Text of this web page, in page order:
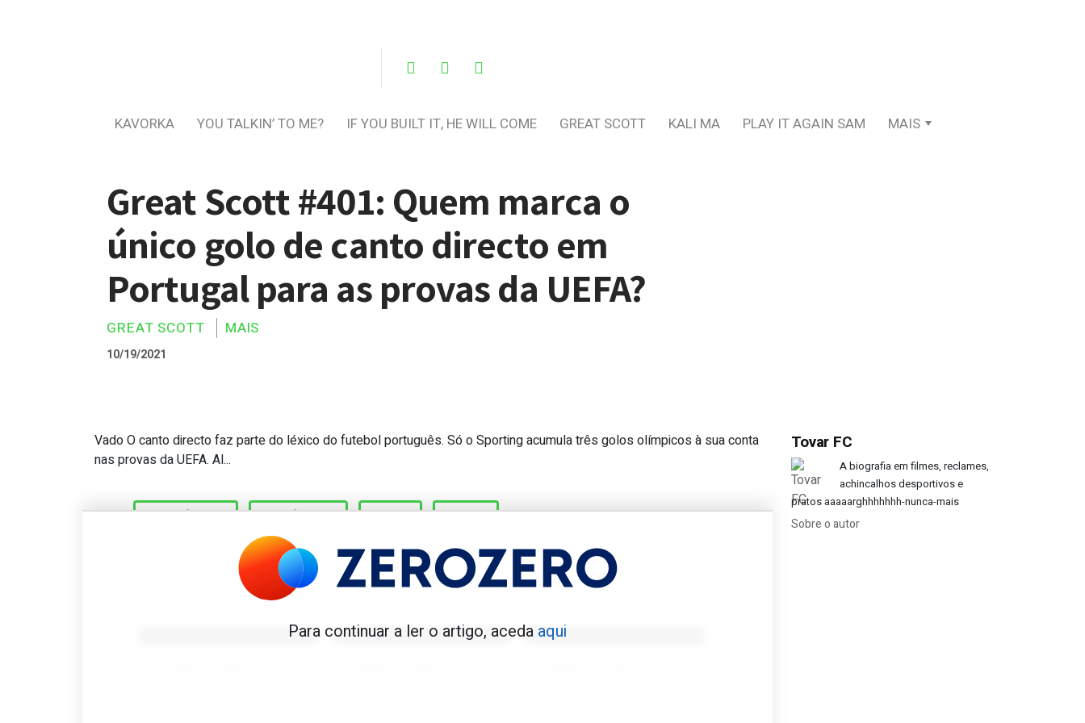
KAVORKA YOU TALKIN’ TO ME? IF YOU BUILT IT, HE WILL COME GREAT SCOTT KALI MA PLAY IT AGAIN SAM MAIS
Great Scott #401: Quem marca o
único golo de canto directo em
Portugal para as provas da UEFA?
GREAT SCOTT MAIS
10/19/2021
Great Scott #401: Quem marca o único golo de canto directo em Portugal para as provas da UEFA?
Vado O canto directo faz parte do léxico do futebol português. Só o Sporting acumula três golos olímpicos à sua conta
nas provas da UEFA. Al...
ANTUÉRPIA MARÍTIMO UEFA VADO
Para continuar a ler o artigo, aceda aqui
Tovar FC
A biografia em filmes, reclames,
achincalhos desportivos e
pratos aaaaarghhhhhhh-nunca-mais
Sobre o autor